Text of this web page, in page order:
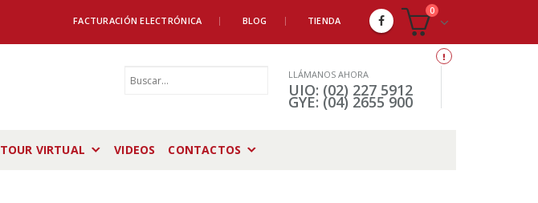
FACTURACIÓN ELECTRÓNICA BLOG TIENDA
0
LLÁMANOS AHORA
UIO: (02) 227 5912
GYE: (04) 2655 900
TOUR VIRTUAL VIDEOS CONTACTOS